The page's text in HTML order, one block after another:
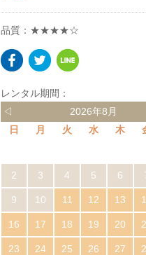
品質：★★★★☆
レンタル期間：
◁
2026年8月
日
月 火 水 木
2 3 4 5 6
9 10 11 12 13
16 17 18 19 20
23 24 25 26 27